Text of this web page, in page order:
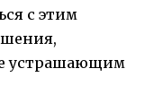
с этим
устрашающим